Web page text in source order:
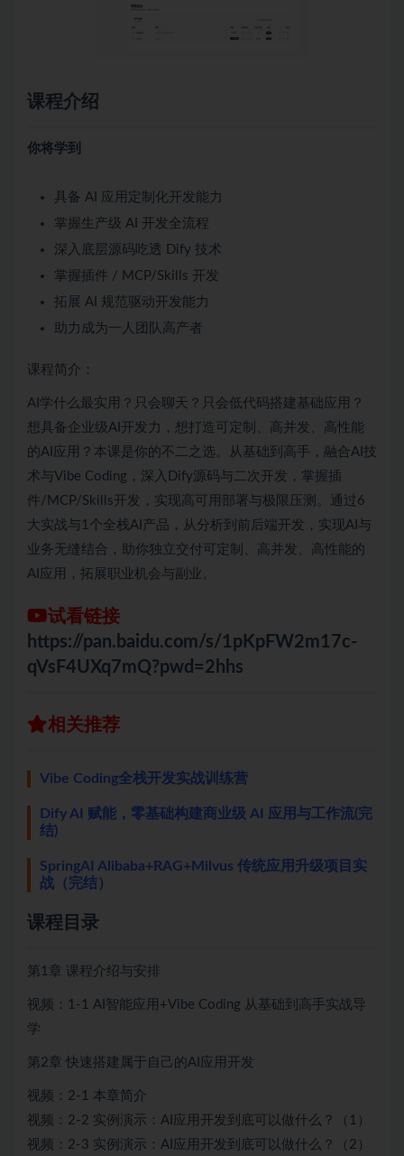
课程介绍
你将学到
具备 AI 应用定制化开发能力
掌握生产级 AI 开发全流程
深入底层源码吃透 Dify 技术
掌握插件 / MCP/Skills 开发
拓展 AI 规范驱动开发能力
助力成为一人团队高产者
课程简介：
AI学什么最实用？只会聊天？只会低代码搭建基础应用？
想具备企业级AI开发力，想打造可定制、高并发、高性能
的AI应用？本课是你的不二之选。从基础到高手，融合AI技
术与Vibe Coding，深入Dify源码与二次开发，掌握插
件/MCP/Skills开发，实现高可用部署与极限压测。通过6
大实战与1个全栈AI产品，从分析到前后端开发，实现AI与
业务无缝结合，助你独立交付可定制、高并发、高性能的
AI应用，拓展职业机会与副业。
试看链接
https://pan.baidu.com/s/1pKpFW2m17c-
qVsF4UXq7mQ?pwd=2hhs
相关推荐
Vibe Coding全栈开发实战训练营
Dify AI 赋能，零基础构建商业级 AI 应用与工作流(完
结)
SpringAI Alibaba+RAG+Milvus 传统应用升级项目实
战（完结）
课程目录
第1章 课程介绍与安排
视频：1-1 AI智能应用+Vibe Coding 从基础到高手实战导
学
第2章 快速搭建属于自己的AI应用开发
视频：2-1 本章简介
视频：2-2 实例演示：AI应用开发到底可以做什么？（1）
视频：2-3 实例演示：AI应用开发到底可以做什么？（2）